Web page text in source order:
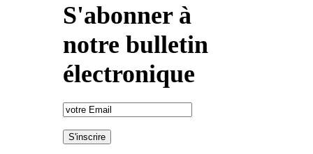
S'abonner à
notre bulletin
électronique